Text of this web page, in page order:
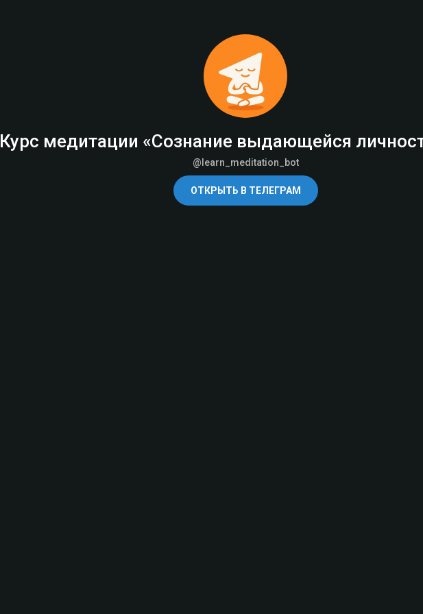
Перейти
к
основному
содержанию
Курс медитации «Сознание выдающейся
@learn_meditation_bot
ОТКРЫТЬ В ТЕЛЕГРАМ